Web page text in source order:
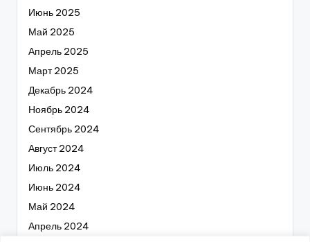
Июнь 2025
Май 2025
Апрель 2025
Март 2025
Декабрь 2024
Ноябрь 2024
Сентябрь 2024
Август 2024
Июль 2024
Июнь 2024
Май 2024
Апрель 2024